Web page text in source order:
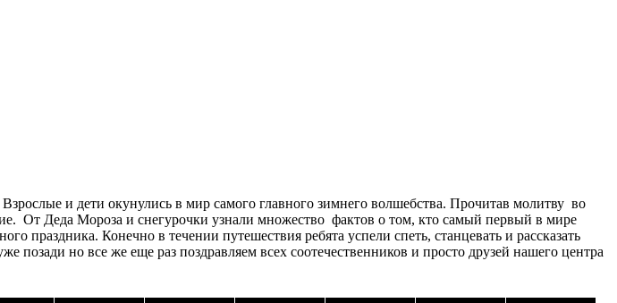
и дети окунулись в мир самого главного зимнего волшебства. Прочитав молитву во
От Деда Мороза и снегурочки узнали множество фактов о том, кто самый первый в мире
праздника. Конечно в течении путешествия ребята успели спеть, станцевать и рассказать
но все же еще раз поздравляем всех соотечественников и просто друзей нашего центра